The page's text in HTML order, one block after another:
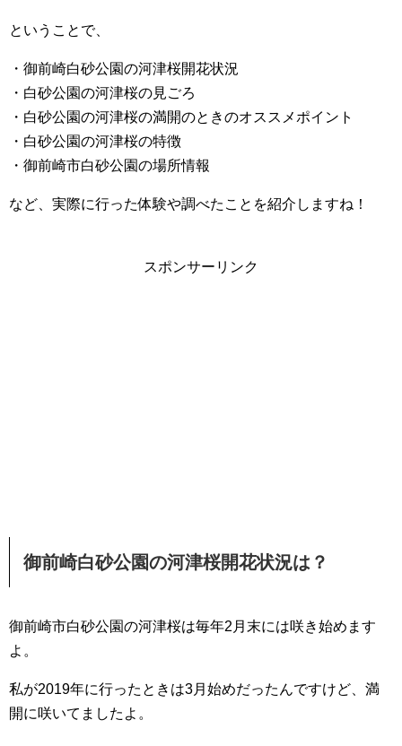
ということで、
・御前崎白砂公園の河津桜開花状況
・白砂公園の河津桜の見ごろ
・白砂公園の河津桜の満開のときのオススメポイント
・白砂公園の河津桜の特徴
・御前崎市白砂公園の場所情報
など、実際に行った体験や調べたことを紹介しますね！
スポンサーリンク
御前崎白砂公園の河津桜開花状況は？
御前崎市白砂公園の河津桜は毎年2月末には咲き始めます
よ。
私が2019年に行ったときは3月始めだったんですけど、満
開に咲いてましたよ。